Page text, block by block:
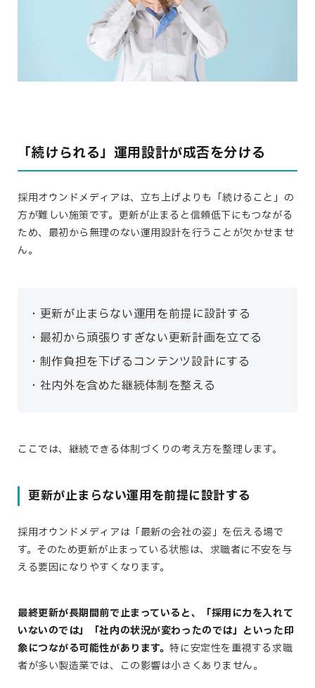
「続けられる」運用設計が成否を分ける
採用オウンドメディアは、立ち上げよりも「続けること」の
方が難しい施策です。更新が止まると信頼低下にもつながる
ため、最初から無理のない運用設計を行うことが欠かせませ
ん。
更新が止まらない運用を前提に設計する
最初から頑張りすぎない更新計画を立てる
制作負担を下げるコンテンツ設計にする
社内外を含めた継続体制を整える
ここでは、継続できる体制づくりの考え方を整理します。
更新が止まらない運用を前提に設計する
採用オウンドメディアは「最新の会社の姿」を伝える場で
す。そのため更新が止まっている状態は、求職者に不安を与
える要因になりやすくなります。
最終更新が長期間前で止まっていると、「採用に力を入れて
いないのでは」「社内の状況が変わったのでは」といった印
象につながる可能性があります。特に安定性を重視する求職
者が多い製造業では、この影響は小さくありません。